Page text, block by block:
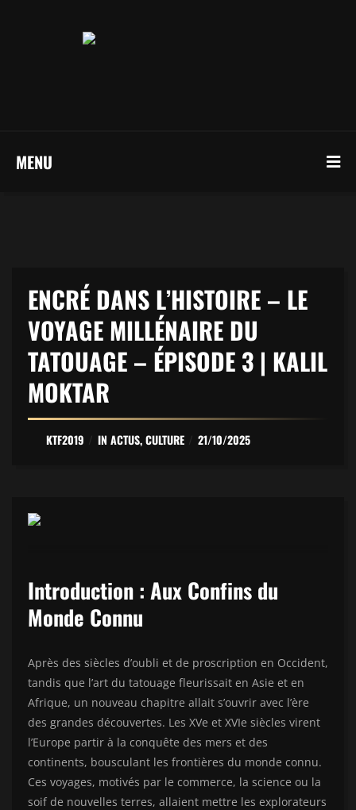
MENU
ENCRÉ DANS L’HISTOIRE – LE
VOYAGE MILLÉNAIRE DU
TATOUAGE – ÉPISODE 3 | KALIL
MOKTAR
KTF2019 IN ACTUS,CULTURE 21/10/2025
Introduction : Aux Confins du
Monde Connu
Après des siècles d’oubli et de proscription en Occident,
tandis que l’art du tatouage fleurissait en Asie et en
Afrique, un nouveau chapitre allait s’ouvrir avec l’ère
des grandes découvertes. Les XVe et XVIe siècles virent
l’Europe partir à la conquête des mers et des
continents, bousculant les frontières du monde connu.
Ces voyages, motivés par le commerce, la science ou la
soif de nouvelles terres, allaient mettre les explorateurs